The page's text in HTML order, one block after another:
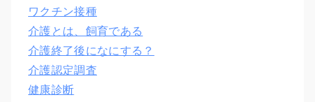
ワクチン接種
介護とは、飼育である
介護終了後になにする？
介護認定調査
健康診断